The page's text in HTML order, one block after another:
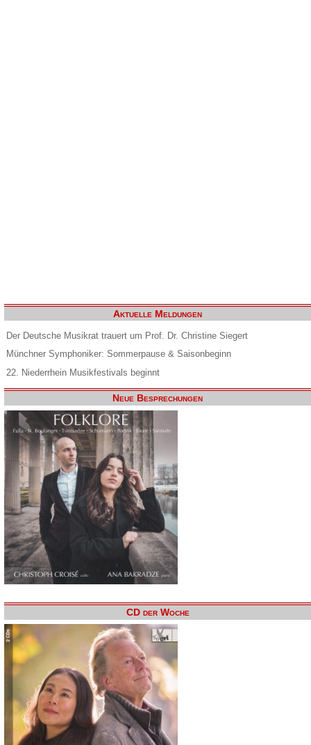
Aktuelle Meldungen
Der Deutsche Musikrat trauert um Prof. Dr. Christine Siegert
Münchner Symphoniker: Sommerpause & Saisonbeginn
22. Niederrhein Musikfestivals beginnt
Neue Besprechungen
CD der Woche